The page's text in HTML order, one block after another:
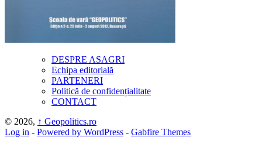
DESPRE ASAGRI
Echipa editorială
PARTENERI
Politică de confidențialitate
CONTACT
© 2026, ↑ Geopolitics.ro
Log in - Powered by WordPress - Gabfire Themes